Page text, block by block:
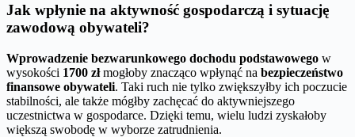
Jak wpłynie na aktywność gospodarczą i sytuację
zawodową obywateli?
Wprowadzenie bezwarunkowego dochodu podstawowego w
wysokości 1700 złmogłoby znacząco wpłynąć na bezpieczeństwo
finansowe obywateli. Taki ruch nie tylko zwiększyłby ich poczucie
stabilności, ale także mógłby zachęcać do aktywniejszego
uczestnictwa w gospodarce. Dzięki temu, wielu ludzi zyskałoby
większą swobodę w wyborze zatrudnienia.